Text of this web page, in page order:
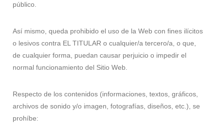
público.
Así mismo, queda prohibido el uso de la Web con fines ilícitos
o lesivos contra EL TITULAR o cualquier/a tercero/a, o que,
de cualquier forma, puedan causar perjuicio o impedir el
normal funcionamiento del Sitio Web.
Respecto de los contenidos (informaciones, textos, gráficos,
archivos de sonido y/o imagen, fotografías, diseños, etc.), se
prohíbe: